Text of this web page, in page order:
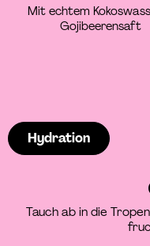
Mit echtem
Gojibeerensaft
Hydration
Tauch ab in die